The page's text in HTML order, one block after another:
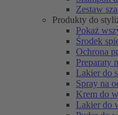
Zestaw
Produkty do
Pokaż
Środek
Ochrona
Preparaty
Lakier do
Spray na
Krem do
Lakier do